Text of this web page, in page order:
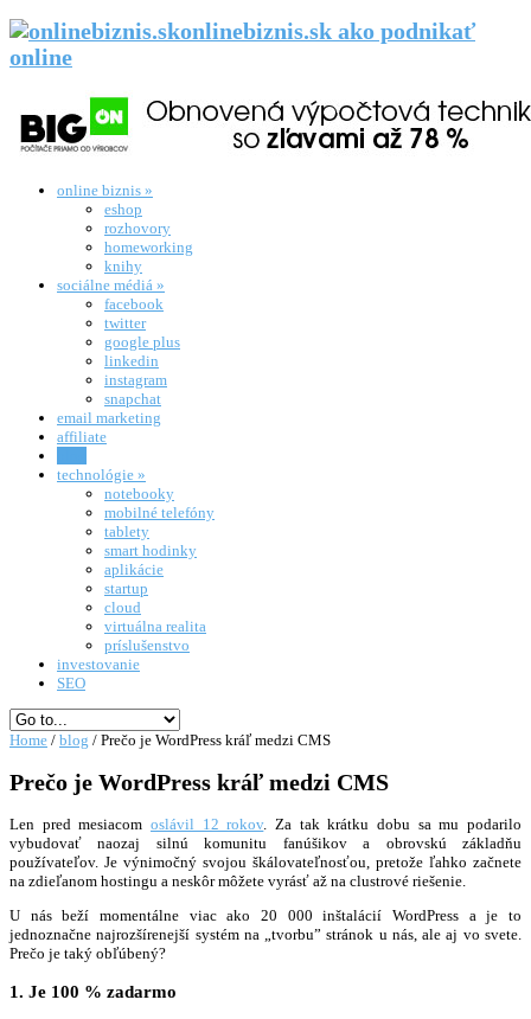
onlinebiznis.sk ako podnikať
online
online biznis »
eshop
rozhovory
homeworking
knihy
sociálne médiá »
facebook
twitter
google plus
linkedin
instagram
snapchat
email marketing
affiliate
technológie »
notebooky
mobilné telefóny
tablety
smart hodinky
aplikácie
startup
cloud
virtuálna realita
príslušenstvo
investovanie
SEO
Home / blog / Prečo je WordPress kráľ medzi CMS
Prečo je WordPress kráľ medzi CMS
Len pred mesiacom oslávil 12 rokov. Za tak krátku dobu sa mu podarilo
vybudovať naozaj silnú komunitu fanúšikov a obrovskú základňu
používateľov. Je výnimočný svojou škálovateľnosťou, pretože ľahko začnete
na zdieľanom hostingu a neskôr môžete vyrásť až na clustrové riešenie.
U nás beží momentálne viac ako 20 000 inštalácií WordPress a je to
jednoznačne najrozšírenejší systém na „tvorbu” stránok u nás, ale aj vo svete.
Prečo je taký obľúbený?
1. Je 100 % zadarmo